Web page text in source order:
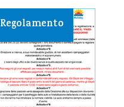
Regolamento